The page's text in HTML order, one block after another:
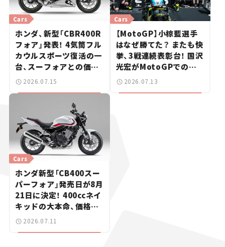
Cars
ホンダ、新型「CBR400R
フォア」発表！ 4気筒フル
カウルスポーツ復活の一
台、スーフォアとの価格
差は20万円【新車ニュー
2026.07.15
Cars
【MotoGP】小椋藍選手
はなぜ勝てた？ またも快
挙、3戦連続表彰台！ 国沢
光宏がMotoGPでの快
進撃を解説
2026.07.13
Cars
ホンダ新型「CB400スー
パーフォア」発売日が8月
21日に決定！ 400ccネイ
キッドの大本命、価格は
100万円切りの99万
2026.07.11